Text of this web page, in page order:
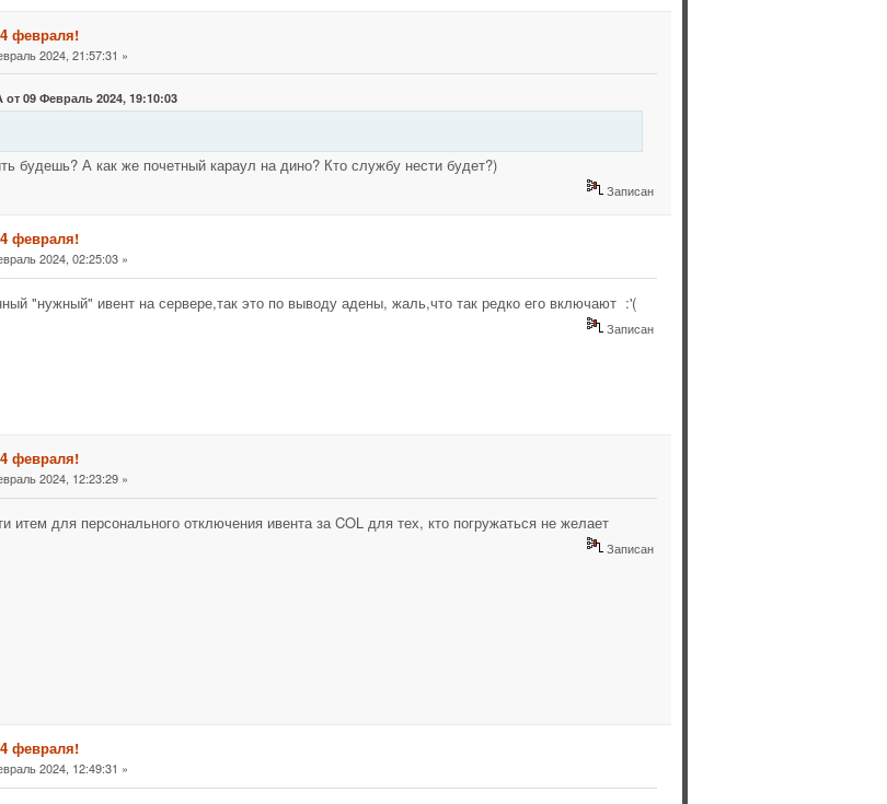
февраля!
2024, 21:57:31 »
от 09 Февраль 2024, 19:10:03
будешь? А как же почетный караул на дино? Кто службу нести будет?)
Записан
февраля!
2024, 02:25:03 »
"нужный" ивент на сервере,так это по выводу адены, жаль,что так редко его включают :'(
Записан
февраля!
2024, 12:23:29 »
итем для персонального отключения ивента за COL для тех, кто погружаться не желает
Записан
февраля!
2024, 12:49:31 »